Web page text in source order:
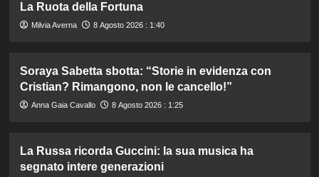
La Ruota della Fortuna
Milvia Averna 8 Agosto 2026 : 1:40
Soraya Sabetta sbotta: “Storie in evidenza con
Cristian? Rimangono, non le cancello!”
Anna Gaia Cavallo 8 Agosto 2026 : 1:25
La Russa ricorda Guccini: la sua musica ha
segnato intere generazioni